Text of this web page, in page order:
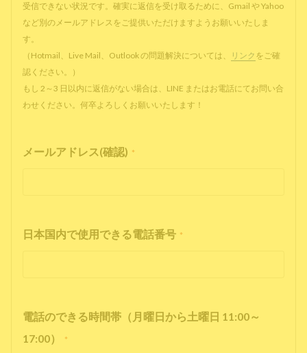
受信できない状況です。確実に返信を受け取るために、Gmail や Yahoo
など別のメールアドレスをご提供いただけますようお願いいたしま
す。
（Hotmail、Live Mail、Outlook の問題解決については、
リンク をご確
認ください。）
もし 2～3 日以内に返信がない場合は、LINE またはお電話にてお問い合
わせください。何卒よろしくお願いいたします！
メールアドレス(確認) *
日本国内で使用できる電話番号 *
電話のできる時間帯（月曜日から土曜日 11:00～
17:00）
*